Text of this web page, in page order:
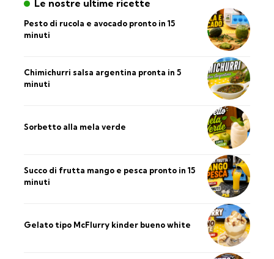
Le nostre ultime ricette
Pesto di rucola e avocado pronto in 15
minuti
Chimichurri salsa argentina pronta in 5
minuti
Sorbetto alla mela verde
Succo di frutta mango e pesca pronto in 15
minuti
Gelato tipo McFlurry kinder bueno white